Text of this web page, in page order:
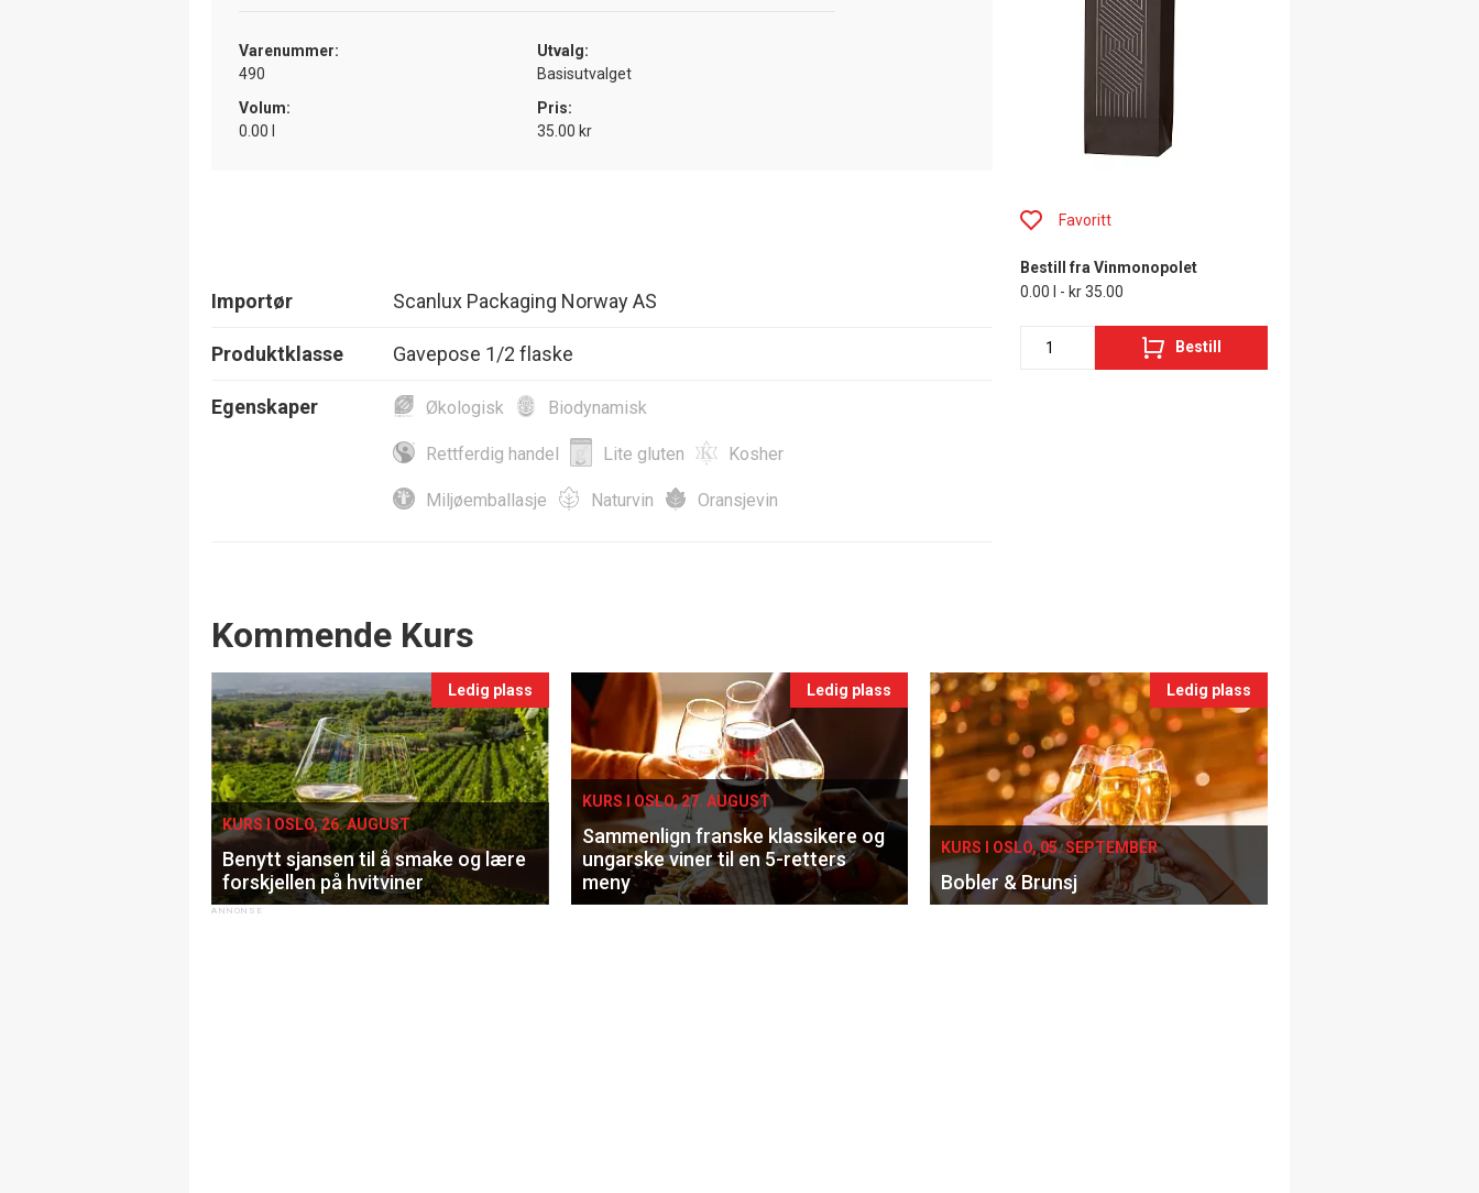
Varenummer:
490
Utvalg:
Basisutvalget
Volum:
0.00 l
Pris:
35.00 kr
Importør Scanlux Packaging Norway AS
Produktklasse Gavepose 1/2 flaske
Egenskaper Økologisk Biodynamisk
Rettferdig handel Lite gluten Kosher
Miljøemballasje Naturvin Oransjevin
Favoritt
Bestill fra Vinmonopolet
0.00 l - kr 35.00
Bestill
Events
Kommende Kurs
Ledig plass
KURS I OSLO, 26. AUGUST
Benytt sjansen til å smake og lære
forskjellen på hvitviner
Ledig plass
KURS I OSLO, 27. AUGUST
Sammenlign franske klassikere og
ungarske viner til en 5-retters
meny
Ledig plass
KURS I OSLO, 05. SEPTEMBER
Bobler & Brunsj